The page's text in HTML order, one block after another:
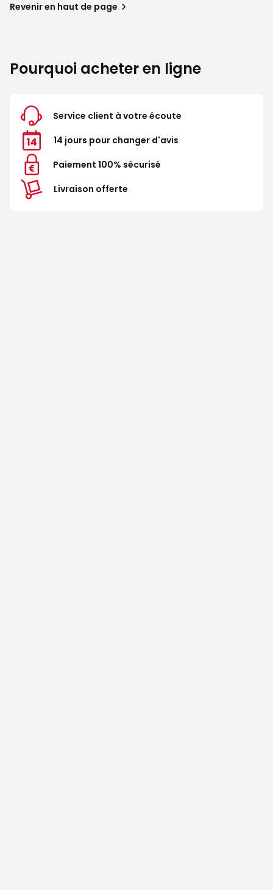
Revenir en haut de page
Pourquoi acheter en ligne
Service client à votre écoute
14 jours pour changer d'avis
Paiement 100% sécurisé
Livraison offerte